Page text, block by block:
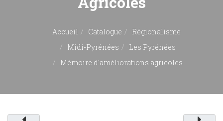
Accueil Catalogue
Régionalisme
Midi-Pyrénées
Les Pyrénées
Mémoire d'améliorations agricoles